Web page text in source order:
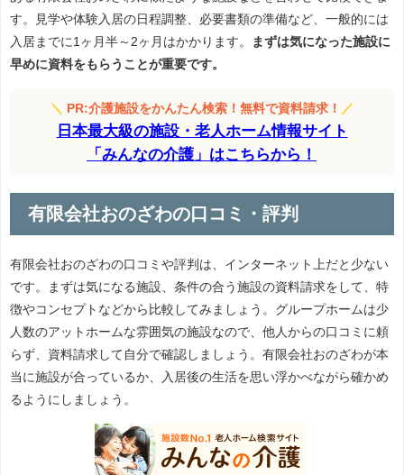
す。見学や体験入居の日程調整、必要書類の準備など、一般的には
入居までに1ヶ月半～2ヶ月はかかります。
まずは気になった施設に
早めに資料をもらうことが重要です。
＼ PR:介護施設をかんたん検索！無料で資料請求！ ／
日本最大級の施設・老人ホーム情報サイト
「みんなの介護」はこちらから！
有限会社おのざわの口コミ・評判
有限会社おのざわの口コミや評判は、インターネット上だと少ない
です。まずは気になる施設、条件の合う施設の資料請求をして、特
徴やコンセプトなどから比較してみましょう。グループホームは少
人数のアットホームな雰囲気の施設なので、他人からの口コミに頼
らず、資料請求して自分で確認しましょう。有限会社おのざわが本
当に施設が合っているか、入居後の生活を思い浮かべながら確かめ
るようにしましょう。